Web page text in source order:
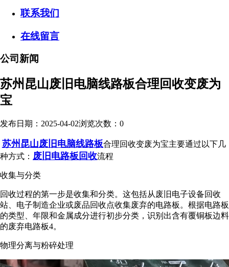
联系我们
在线留言
公司新闻
苏州昆山废旧电脑线路板合理回收变废为
宝
发布日期：2025-04-02浏览次数： 0
苏州昆山废旧电脑线路板合理回收变废为宝主要通过以下几
种方式： 废旧电路板回收流程
收集与分类
回收过程的第一步是收集和分类。这包括从废旧电子设备回收
站、电子制造企业或废品回收点收集废弃的电路板。根据电路板
的类型、年限和金属成分进行初步分类，识别出含有覆铜板边料
的废弃电路板4。
物理分离与粉碎处理